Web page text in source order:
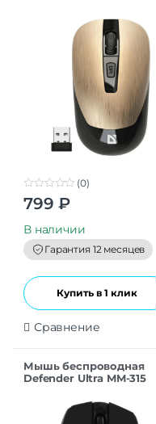
0
o
t
o
f
5
(0)
799 ₽
В наличии
Гарантия 12 месяцев
Купить в 1 клик
Сравнение
Мышь беспроводная
Defender Ultra MM-315